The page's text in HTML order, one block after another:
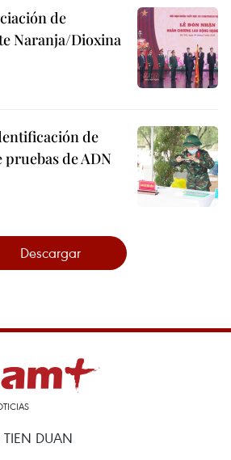
de
Naranja/Dioxina
de
de ADN
Descargar
DUAN